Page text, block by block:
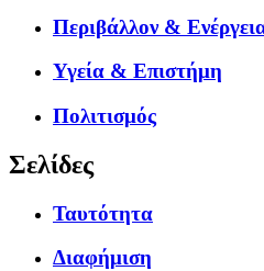
Περιβάλλον &
Υγεία & Επιστήμη
Πολιτισμός
Σελίδες
Ταυτότητα
Διαφήμιση